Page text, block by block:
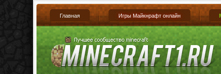
Главная Игры Майкнрафт онлайн